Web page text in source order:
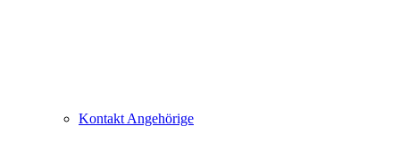
Kontakt Angehörige